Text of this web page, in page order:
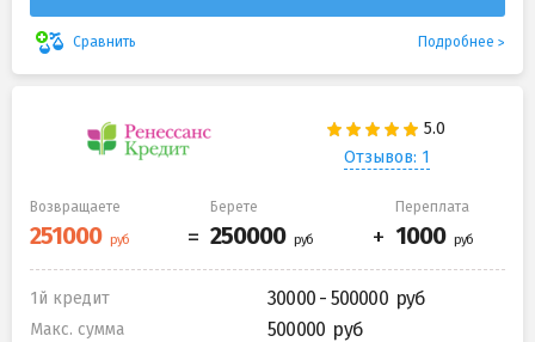
Сравнить Подробнее
Отзывов: 1
Возвращаете Берете Переплата
1й кредит 30000 - 500000
Макс. сумма 500000